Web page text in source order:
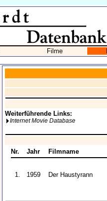
Filme
Weiterführende Links:
Internet Movie Database
Nr. Jahr Filmname
1. 1959 Der Haustyrann